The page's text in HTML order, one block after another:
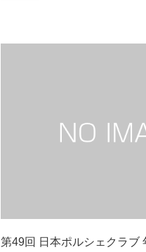
第49回 日本ポルシェクラブ